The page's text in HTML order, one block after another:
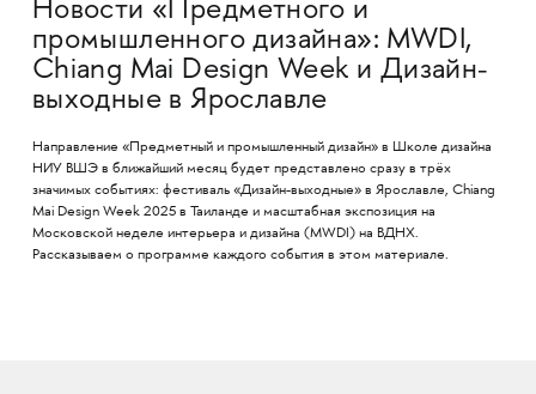
Новости «Предметного и
промышленного дизайна»: MWDI,
Chiang Mai Design Week и Дизайн-
выходные в Ярославле
Направление «Предметный и промышленный дизайн» в Школе дизайна
НИУ ВШЭ в ближайший месяц будет представлено сразу в трёх
значимых событиях: фестиваль «Дизайн-выходные» в Ярославле, Chiang
Mai Design Week 2025 в Таиланде и масштабная экспозиция на
Московской неделе интерьера и дизайна (MWDI) на ВДНХ.
Рассказываем о программе каждого события в этом материале.